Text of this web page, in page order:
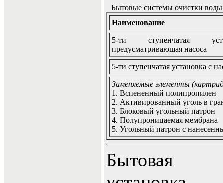
Бытовые системы очистки
Наименование
5-ти ступенчатая
предусматривающая насоса
5-ти ступенчатая установка с
Заменяемые элементы
1. Вспененный полипропилен
2. Активированный уголь в
3. Блоковый угольный патрон
4. Полупроницаемая мембрана
5. Угольный патрон с
Бытовая